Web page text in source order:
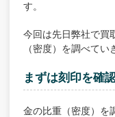
す。
今回は先日弊社で買
（密度）を調べてい
まずは刻印を確
金の比重（密度）を